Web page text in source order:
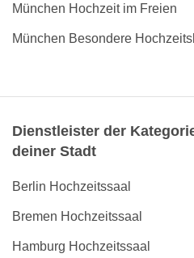
München Hochzeit im Freien
München Besondere
Dienstleister der
deiner Stadt
Berlin Hochzeitssaal
Bremen Hochzeitssaal
Hamburg Hochzeitssaal